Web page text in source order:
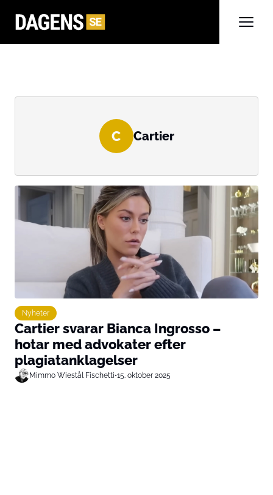
C Cartier
Nyheter
Cartier svarar Bianca Ingrosso –
hotar med advokater efter
plagiatanklagelser
Mimmo Wiestål Fischetti•15. oktober 2025